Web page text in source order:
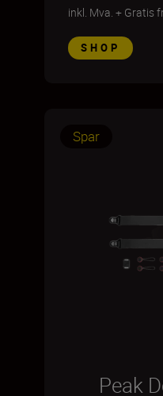
inkl. Mva. + Gratis
SHOP
Spar
Peak